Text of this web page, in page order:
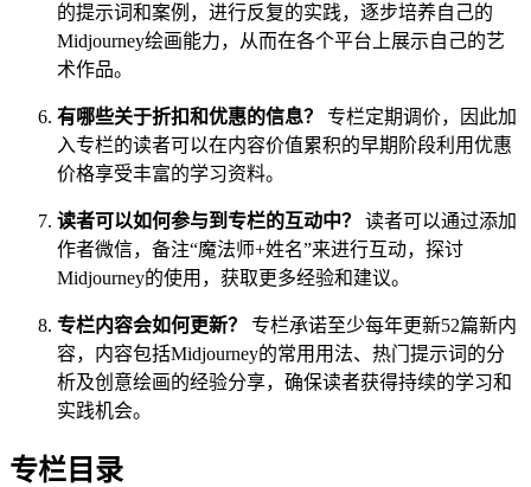
的提示词和案例，进行反复的实践，逐步培养自己的
Midjourney绘画能力，从而在各个平台上展示自己的艺
术作品。
有哪些关于折扣和优惠的信息？
专栏定期调价，因此加
入专栏的读者可以在内容价值累积的早期阶段利用优惠
价格享受丰富的学习资料。
读者可以如何参与到专栏的互动中？
读者可以通过添加
作者微信，备注“魔法师+姓名”来进行互动，探讨
Midjourney的使用，获取更多经验和建议。
专栏内容会如何更新？
专栏承诺至少每年更新52篇新内
容，内容包括Midjourney的常用用法、热门提示词的分
析及创意绘画的经验分享，确保读者获得持续的学习和
实践机会。
专栏目录